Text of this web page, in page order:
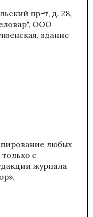
пр-т, д. 28,
ООО
здание
любых
с
журнала